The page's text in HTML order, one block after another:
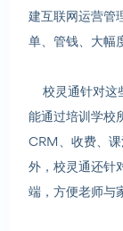
建互联网运营管
单、管钱、大幅
校灵通针对这
能通过培训学校
CRM、收费、
外，校灵通还针
端，方便老师与